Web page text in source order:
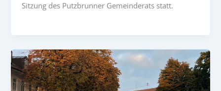
Sitzung des Putzbrunner Gemeinderats statt.